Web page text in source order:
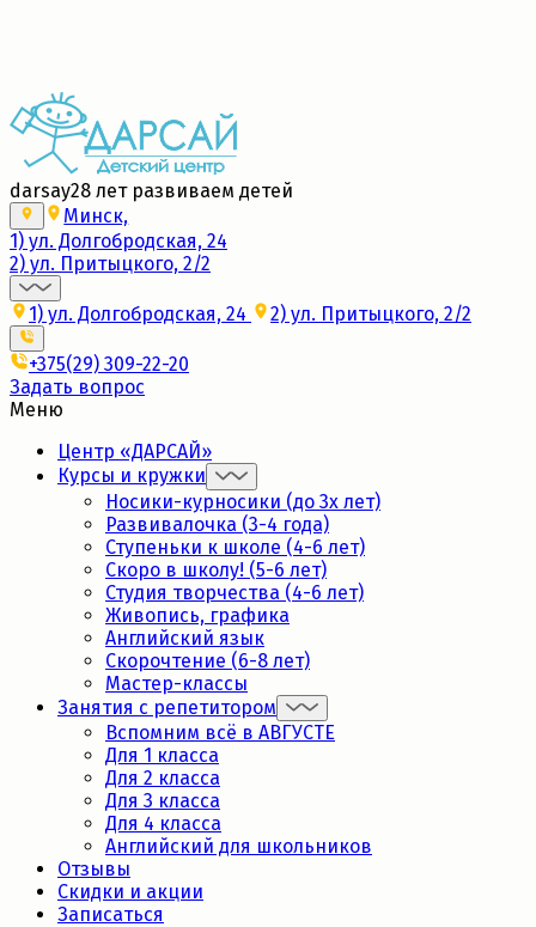
darsay28 лет развиваем детей
Минск,
1) ул. Долгобродская, 24
2) ул. Притыцкого, 2/2
1) ул. Долгобродская, 24 2) ул. Притыцкого, 2/2
+375(29) 309-22-20
Задать вопрос
Меню
Центр «ДАРСАЙ»
Курсы и кружки
Носики-курносики (до 3х лет)
Развивалочка (3-4 года)
Ступеньки к школе (4-6 лет)
Скоро в школу! (5-6 лет)
Студия творчества (4-6 лет)
Живопись, графика
Английский язык
Скорочтение (6-8 лет)
Мастер-классы
Занятия с репетитором
Вспомним всё в АВГУСТЕ
Для 1 класса
Для 2 класса
Для 3 класса
Для 4 класса
Английский для школьников
Отзывы
Скидки и акции
Записаться